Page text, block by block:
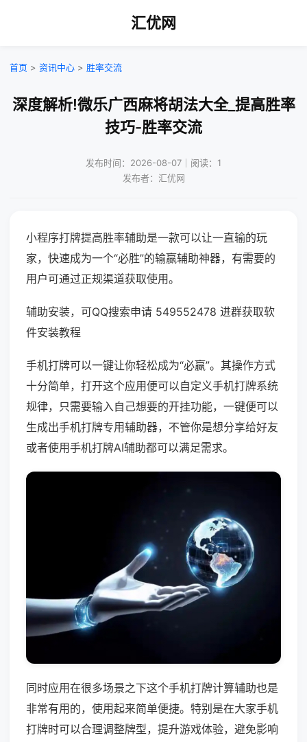
汇优网
首页 > 资讯中心 > 胜率交流
深度解析!微乐广西麻将胡法大全_提高胜率
技巧-胜率交流
发布时间：2026-08-07｜阅读：1
发布者：汇优网
小程序打牌提高胜率辅助是一款可以让一直输的玩
家，快速成为一个“必胜”的输赢辅助神器，有需要的
用户可通过正规渠道获取使用。
辅助安装，可QQ搜索申请 549552478 进群获取软
件安装教程
手机打牌可以一键让你轻松成为“必赢”。其操作方式
十分简单，打开这个应用便可以自定义手机打牌系统
规律，只需要输入自己想要的开挂功能，一键便可以
生成出手机打牌专用辅助器，不管你是想分享给好友
或者使用手机打牌AI辅助都可以满足需求。
同时应用在很多场景之下这个手机打牌计算辅助也是
非常有用的，使用起来简单便捷。特别是在大家手机
打牌时可以合理调整牌型，提升游戏体验，避免影响